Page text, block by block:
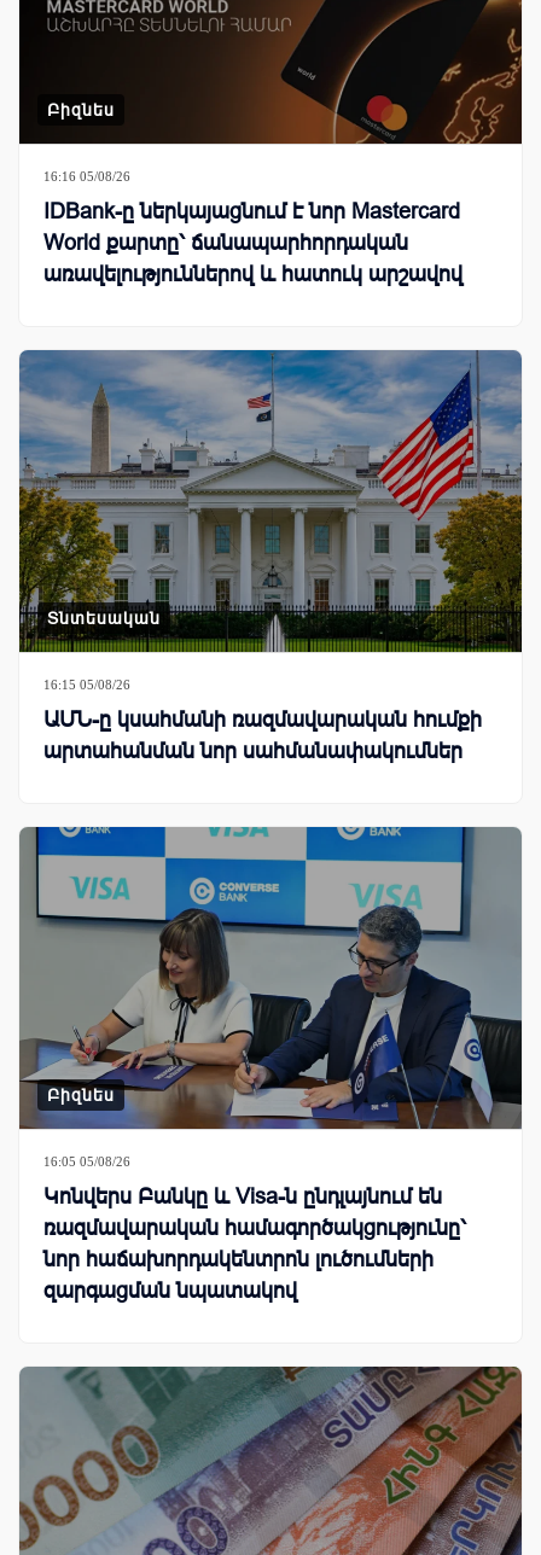
Բիզնես
16:16 05/08/26
IDBank-ը ներկայացնում է նոր Mastercard
World քարտը՝ ճանապարհորդական
առավելություններով և հատուկ արշավով
Տնտեսական
16:15 05/08/26
ԱՄՆ-ը կսահմանի ռազմավարական հումքի
արտահանման նոր սահմանափակումներ
Բիզնես
16:05 05/08/26
Կոնվերս Բանկը և Visa-ն ընդլայնում են
ռազմավարական համագործակցությունը՝
նոր հաճախորդակենտրոն լուծումների
զարգացման նպատակով